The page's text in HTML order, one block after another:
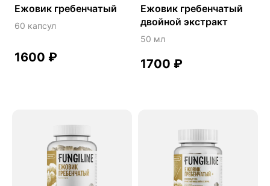
Антипаразит
Антистресс
Бакопа Монье
Готу кола
Деменция
Детокс
Ежовик гребенчатый
60 капсул
1600 ₽
Ежовик гребенчатый
двойной экстракт
50 мл
1700 ₽